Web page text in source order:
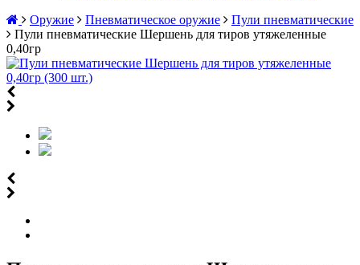
Оружие
Пневматическое оружие
Пули пневматические
Пули пневматические Шершень для тиров утяжеленные
0,40гр